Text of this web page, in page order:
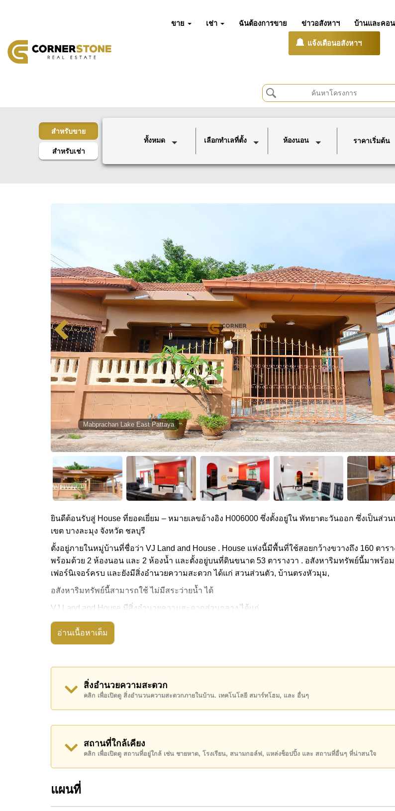
ขาย เช่า ฉันต้องการขาย ข่าวอสังหาฯ บ้านและคอ
แจ้งเตือนอสังหาฯ
สำหรับขาย
สำหรับเช่า
ทั้งหมด เลือกทำเลที่ตั้ง ห้องนอน ราคาเริ่มต้น
Mabprachan Lake East Pattaya
ยินดีต้อนรับสู่ House ที่ยอดเยี่ยม – หมายเลขอ้างอิง H006000 ซึ่งตั้งอยู่ใน พัทยาตะวันออก ซึ่งเป็นส่ว
เขต บางละมุง จังหวัด ชลบุรี
ตั้งอยู่ภายในหมู่บ้านที่ชื่อว่า VJ Land and House . House แห่งนี้มีพื้นที่ใช้สอยกว้างขวางถึง 160 ตารา
พร้อมด้วย 2 ห้องนอน และ 2 ห้องน้ำ และตั้งอยู่บนที่ดินขนาด 53 ตารางวา . อสังหาริมทรัพย์นี้มาพร้อ
เฟอร์นิเจอร์ครบ และยังมีสิ่งอำนวยความสะดวก ได้แก่ สวนส่วนตัว, บ้านตรงหัวมุม,
อสังหาริมทรัพย์นี้สามารถใช้ ไม่มีสระว่ายน้ำ ได้
VJ Land and House มีสิ่งอำนวยความสะดวกส่วนกลาง ได้แก่
สถานที่สำคัญใกล้ VJ Land and House ได้แก่: ใกล้ทางด่วนมอเตอร์เวย์หรือทางหลวง, ซูเปอร์มาร์เก็ตอ
สด, ร้านสยามเบอร์รี่, ทอปส์ ชิลล์ เขาน้อย , มาบประชัน เลค, ฟาร์มแกะพัทยา, ปีโป้ โพนี่ คลับ, ไทยโปโ
อสังหาริมทรัพย์นี้มีไว้สำหรับขายในราคา ฿ 3,800,000 บาท
โฉนดที่ดินของอสังหาริมทรัพย์นี้อยู่ภายใต้กรรมสิทธิ์ ชื่อบริษัทโดยมี ค่าโอนคนละครึ่ง
WhatsApp ของสำนักงาน: +66807945904 และ LINE: @cornerstonepattaya
อ่านเนื้อหาเต็ม
สิ่งอำนวยความสะดวก
คลิก เพื่อเปิดดู สิ่งอำนวนความสะดวกภายในบ้าน. เทคโนโลยี สมาร์ทโฮม, และ อื่นๆ
สถานที่ใกล้เคียง
คลิก เพื่อเปิดดู สถานที่อยู่ใกล้ เช่น ชายหาด, โรงเรียน, สนามกอล์ฟ, แหล่งช็อปปิ้ง และ สถานที่อื่นๆ ที่น่าสนใจ
แผนที่